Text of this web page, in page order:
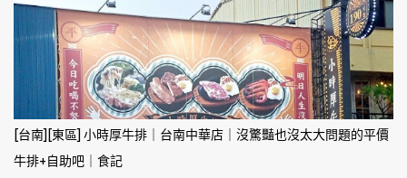
[台南][東區] 小時厚牛排｜台南中華店｜沒驚豔也沒太大問題的平價
牛排+自助吧｜食記